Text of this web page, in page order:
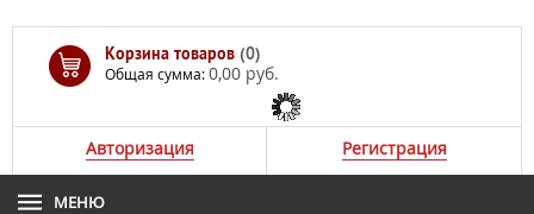
Корзина товаров (0)
Общая сумма:0,00 руб.
Авторизация Регистрация
МЕНЮ